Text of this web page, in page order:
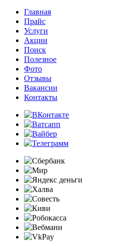
Главная
Прайс
Услуги
Акции
Поиск
Полезное
Фото
Отзывы
Вакансии
Контакты